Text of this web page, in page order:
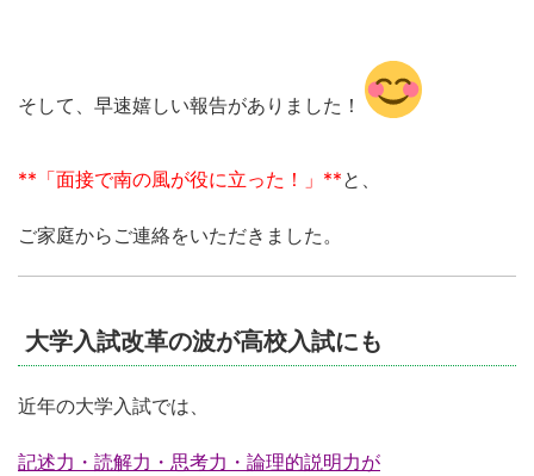
そして、早速嬉しい報告がありました！
**「面接で南の風が役に立った！」**と、
ご家庭からご連絡をいただきました。
大学入試改革の波が高校入試にも
近年の大学入試では、
記述力・読解力・思考力・論理的説明力が